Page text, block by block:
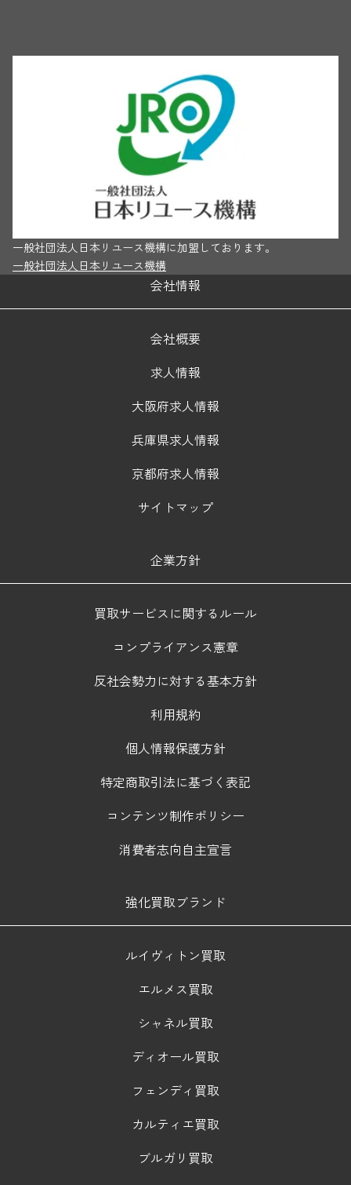
一般社団法人日本リユース機構に加盟しております。
一般社団法人日本リユース機構
会社情報
会社概要
求人情報
大阪府求人情報
兵庫県求人情報
京都府求人情報
サイトマップ
企業方針
買取サービスに関するルール
コンプライアンス憲章
反社会勢力に対する基本方針
利用規約
個人情報保護方針
特定商取引法に基づく表記
コンテンツ制作ポリシー
消費者志向自主宣言
強化買取ブランド
ルイヴィトン買取
エルメス買取
シャネル買取
ディオール買取
フェンディ買取
カルティエ買取
ブルガリ買取